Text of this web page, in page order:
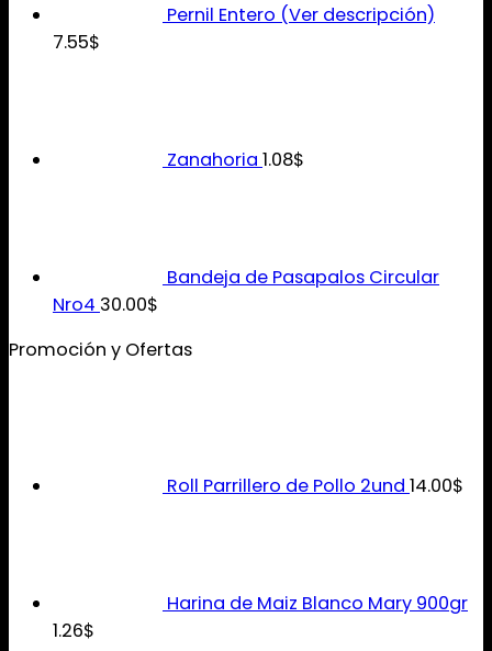
Pernil Entero (Ver descripción)
7.55$
Zanahoria 1.08$
Bandeja de Pasapalos Circular
Nro4 30.00$
Promoción y Ofertas
Roll Parrillero de Pollo 2und 14.00$
Harina de Maiz Blanco Mary 900gr
1.26$